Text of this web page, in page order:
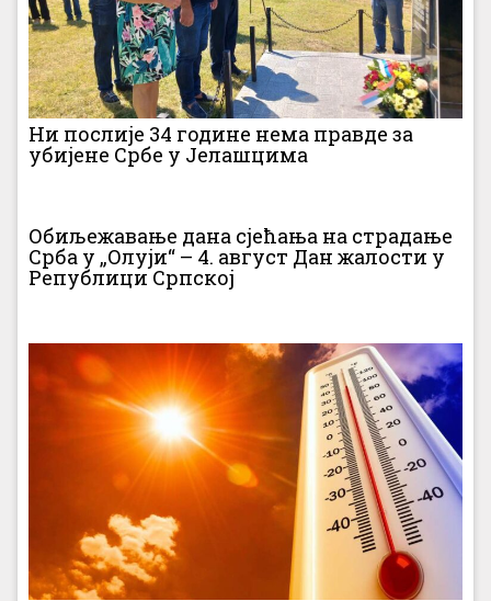
Ни послије 34 године нема правде за
убијене Србе у Јелашцима
Обиљежавање дана сјећања на страдање
Срба у „Олуји“ – 4. август Дан жалости у
Републици Српској